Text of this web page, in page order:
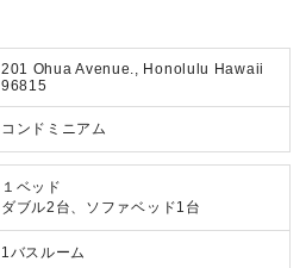
201 Ohua Avenue., Honolulu Hawaii
96815
コンドミニアム
１ベッド
ダブル2台、ソファベッド1台
1バスルーム